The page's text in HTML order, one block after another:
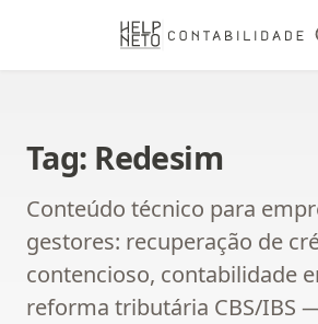
Tag: Redesim
Conteúdo técnico para
gestores: recuperação de
contencioso, contabilidade
reforma tributária CBS/IBS